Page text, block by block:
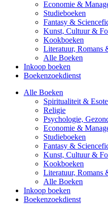
Economie &
Studieboeken
Fantasy &
Kunst, Cultuur &
Kookboeken
Literatuur, Romans
Alle Boeken
Inkoop boeken
Boekenzoekdienst
Alle Boeken
Spiritualiteit &
Religie
Psychologie,
Economie &
Studieboeken
Fantasy &
Kunst, Cultuur &
Kookboeken
Literatuur, Romans
Alle Boeken
Inkoop boeken
Boekenzoekdienst